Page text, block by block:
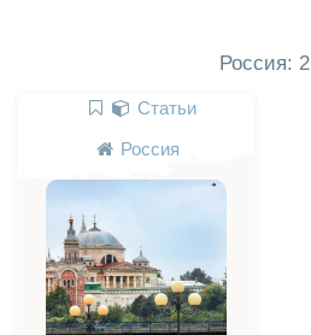
Россия: 2
Статьи
Россия